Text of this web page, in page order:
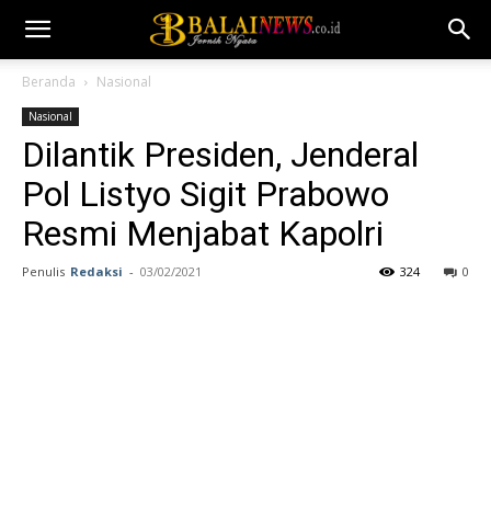
Beranda Nasional
Nasional
Dilantik Presiden, Jenderal
Pol Listyo Sigit Prabowo
Resmi Menjabat Kapolri
Penulis Redaksi - 03/02/2021 0
324